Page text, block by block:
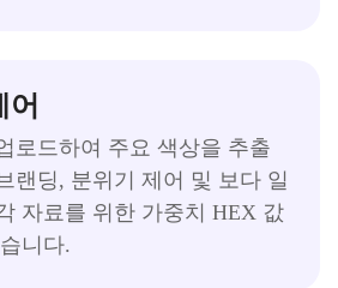
어
로드하여 주요 색상을 추출
랜딩, 분위기 제어 및 보다 일
자료를 위한 가중치 HEX 값
니다.